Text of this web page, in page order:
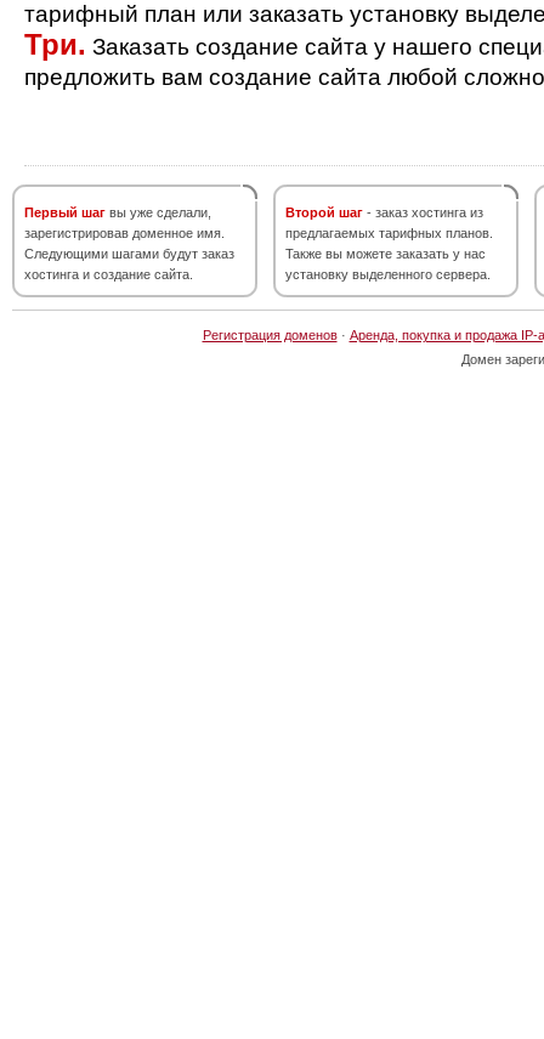
тарифный план или заказать установку
Три. Заказать создание сайта у нашего
предложить вам создание сайта любой
Первый шаг вы уже сделали,
зарегистрировав доменное имя.
Следующими шагами будут заказ
хостинга и создание сайта.
Второй шаг - заказ хостинга из
предлагаемых тарифных планов.
Также вы можете заказать у нас
установку выделенного сервера.
Регистрация доменов· Аренда, покупка и продажа IP-
Домен